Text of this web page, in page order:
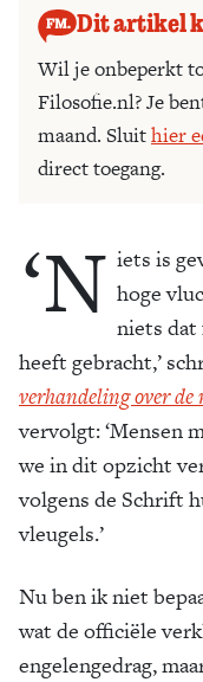
Dit artikel
Wil je onbeperkt
Filosofie.nl? Je
maand. Sluithier
direct toegang.
‘N iets is
hoge
niets
heeft gebracht,’
verhandeling over
vervolgt: ‘Mensen
we in dit opzicht
volgens de Schrift
vleugels.’
Nu ben ik niet
wat de officiële
engelengedrag,